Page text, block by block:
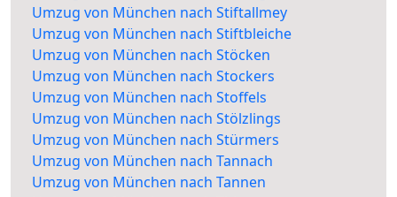
Umzug von München nach Stiftallmey
Umzug von München nach Stiftbleiche
Umzug von München nach Stöcken
Umzug von München nach Stockers
Umzug von München nach Stoffels
Umzug von München nach Stölzlings
Umzug von München nach Stürmers
Umzug von München nach Tannach
Umzug von München nach Tannen